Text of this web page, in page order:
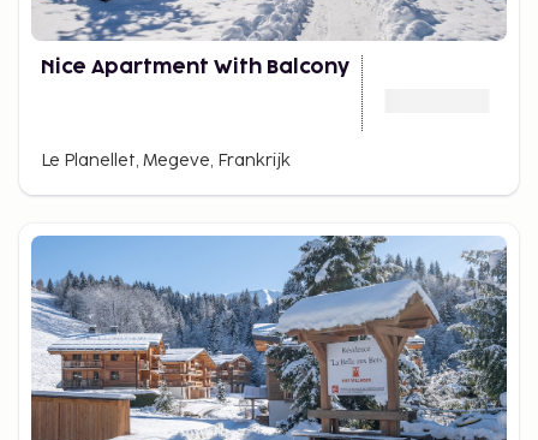
Nice Apartment With Balcony
Le Planellet, Megeve, Frankrijk